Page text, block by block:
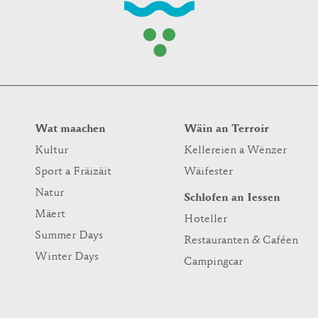
Wat maachen
Kultur
Sport a Fräizäit
Natur
Mäert
Summer Days
Winter Days
Wäin an Terroir
Kellereien a Wënzer
Wäifester
Schlofen an Iessen
Hoteller
Restauranten & Caféen
Campingcar